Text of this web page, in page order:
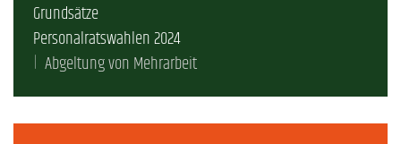
Grundsätze
Personalratswahlen 2024
Abgeltung von Mehrarbeit